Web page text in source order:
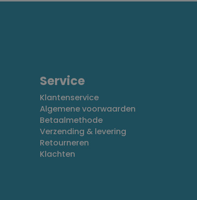
Service
Klantenservice
Algemene voorwaarden
Betaalmethode
Verzending & levering
Retourneren
Klachten